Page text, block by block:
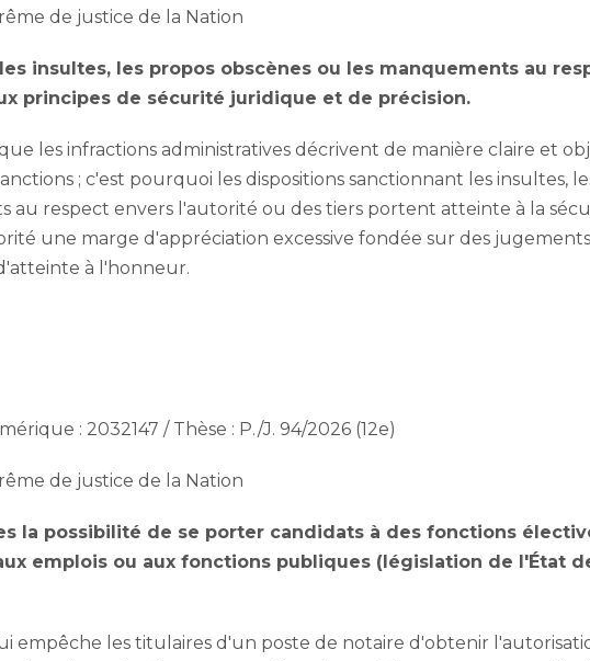
de justice de la Nation
insultes, les propos obscènes ou les manquements au
principes de sécurité juridique et de précision.
les infractions administratives décrivent de manière claire et
; c'est pourquoi les dispositions sanctionnant les insultes,
au respect envers l'autorité ou des tiers portent atteinte à la
une marge d'appréciation excessive fondée sur des
à l'honneur.
: 2032147 / Thèse : P./J. 94/2026 (12e)
de justice de la Nation
la possibilité de se porter candidats à des fonctions
emplois ou aux fonctions publiques (législation de l'État
empêche les titulaires d'un poste de notaire d'obtenir